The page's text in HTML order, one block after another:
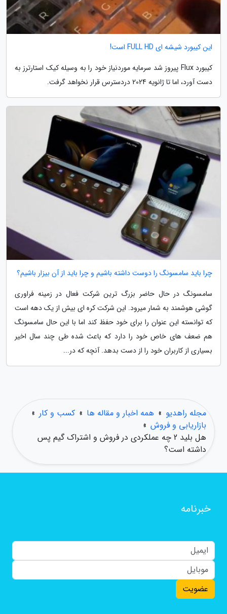
این کیبورد شیشه ای FULL HD است!
کیبورد Flux پیروز شد سرمایه موردنیاز خود را به وسیله کیک استارترز به
دست آورد، اما تا ژانویه 2024 دردسترس قرار نخواهد گرفت.
چرا باید سامسونگ را دوست داشته باشیم و چرا باید از آن بیزار باشیم؟
سامسونگ در حال حاضر بزرگ ترین شرکت فعال در زمینه فراوری
گوشی هوشمند به شمار میرود. این شرکت کره ای بیش از یک دهه است
که توانسته این عنوان را برای خود حفظ کند اما با این حال سامسونگ
هم ضعف های خاص خود را دارد که باعث شده طی چند سال اخیر
بسیاری از کاربران خود را از دست بدهد. آنچه که در...
مجله راهدیو » همه اخبار و مقاله ها » کسب و کار »
بازاریابی و فروش »
هل بلید 2 چه عملکردی در فروش و اشتراک گیم پس
داشته است؟
خبرنامه
عضویت